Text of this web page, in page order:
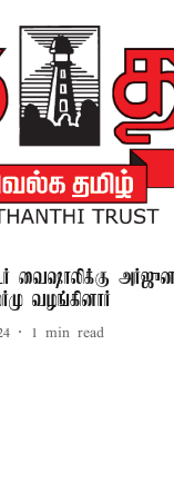
வைஷாலிக்கு
வழங்கினார்
1 min read